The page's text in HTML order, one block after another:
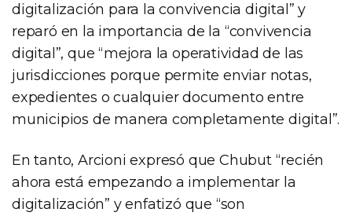
digitalización para la convivencia digital” y
reparó en la importancia de la “convivencia
digital”, que “mejora la operatividad de las
jurisdicciones porque permite enviar notas,
expedientes o cualquier documento entre
municipios de manera completamente digital”.
En tanto, Arcioni expresó que Chubut “recién
ahora está empezando a implementar la
digitalización” y enfatizó que “son